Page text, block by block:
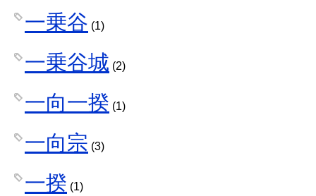
一乗谷 (1)
一乗谷城 (2)
一向一揆 (1)
一向宗 (3)
一揆 (1)